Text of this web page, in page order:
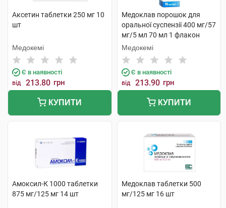
Аксетин таблетки 250 мг 10
шт
Медокемі
Є в наявності
від 213.80 грн
КУПИТИ
Медоклав порошок для
оральної суспензії 400 мг/57
мг/5 мл 70 мл 1 флакон
Медокемі
Є в наявності
від 213.90 грн
КУПИТИ
Амоксил-К 1000 таблетки
875 мг/125 мг 14 шт
Медоклав таблетки 500
мг/125 мг 16 шт